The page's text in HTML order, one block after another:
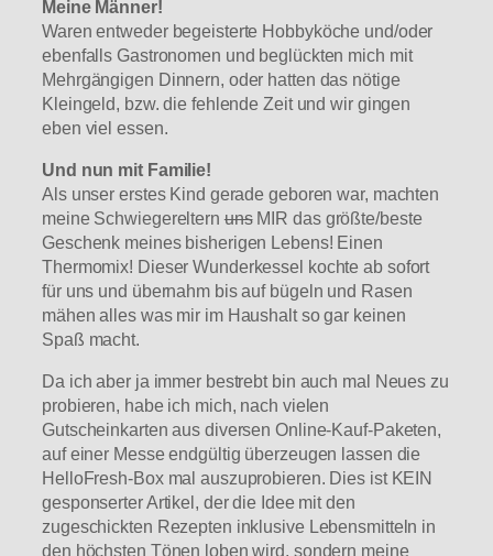
Meine Männer!
Waren entweder begeisterte Hobbyköche und/oder
ebenfalls Gastronomen und beglückten mich mit
Mehrgängigen Dinnern, oder hatten das nötige
Kleingeld, bzw. die fehlende Zeit und wir gingen
eben viel essen.
Und nun mit Familie!
Als unser erstes Kind gerade geboren war, machten
meine SchwiegerelternunsMIR das größte/beste
Geschenk meines bisherigen Lebens! Einen
Thermomix! Dieser Wunderkessel kochte ab sofort
für uns und übernahm bis auf bügeln und Rasen
mähen alles was mir im Haushalt so gar keinen
Spaß macht.
Da ich aber ja immer bestrebt bin auch mal Neues zu
probieren, habe ich mich, nach vielen
Gutscheinkarten aus diversen Online-Kauf-Paketen,
auf einer Messe endgültig überzeugen lassen die
HelloFresh-Box mal auszuprobieren. Dies ist KEIN
gesponserter Artikel, der die Idee mit den
zugeschickten Rezepten inklusive Lebensmitteln in
den höchsten Tönen loben wird, sondern meine